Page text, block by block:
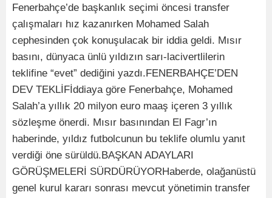
Fenerbahçe’de başkanlık seçimi öncesi transfer
çalışmaları hız kazanırken Mohamed Salah
cephesinden çok konuşulacak bir iddia geldi. Mısır
basını, dünyaca ünlü yıldızın sarı-lacivertlilerin
teklifine “evet” dediğini yazdı.FENERBAHÇE’DEN
DEV TEKLİFİddiaya göre Fenerbahçe, Mohamed
Salah’a yıllık 20 milyon euro maaş içeren 3 yıllık
sözleşme önerdi. Mısır basınından El Fagr’ın
haberinde, yıldız futbolcunun bu teklife olumlu yanıt
verdiği öne sürüldü.BAŞKAN ADAYLARI
GÖRÜŞMELERİ SÜRDÜRÜYORHaberde, olağanüstü
genel kurul kararı sonrası mevcut yönetimin transfer